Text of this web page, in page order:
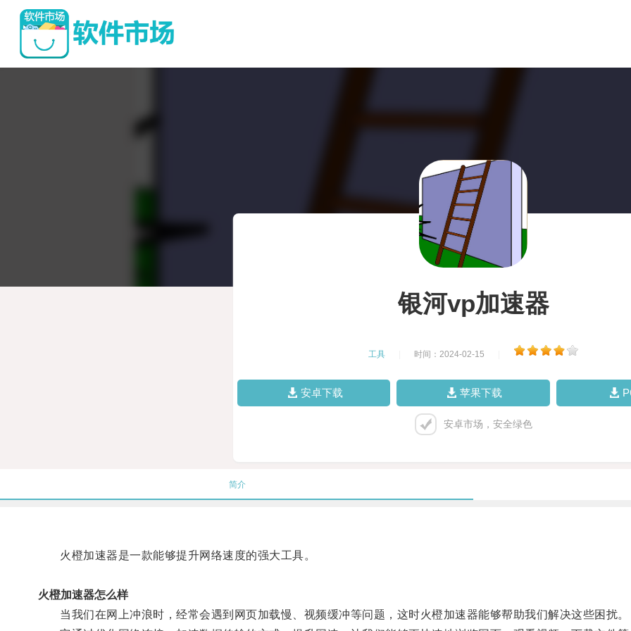
银河vp加速器
工具 时间：2024-02-15
安卓下载 苹果下载
安卓市场，安全绿色
简介
火橙加速器是一款能够提升网络速度的强大工具。
火橙加速器怎么样
当我们在网上冲浪时，经常会遇到网页加载慢、视频缓冲等问题，这时火橙加速器能够帮助我们解决这些困扰。